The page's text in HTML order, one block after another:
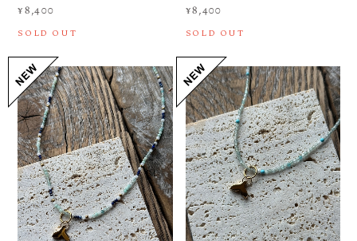
¥8,400
SOLD OUT
¥8,400
SOLD OUT